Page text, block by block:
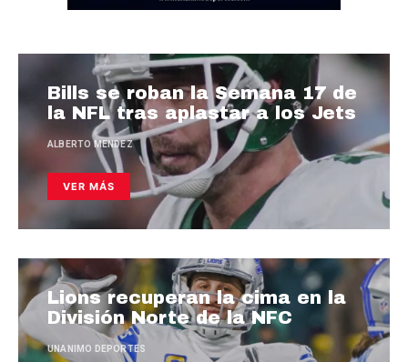
Bills se roban la Semana 17 de
la NFL tras aplastar a los Jets
ALBERTO MENDEZ
VER MÁS
Lions recuperan la cima en la
División Norte de la NFC
UNANIMO DEPORTES